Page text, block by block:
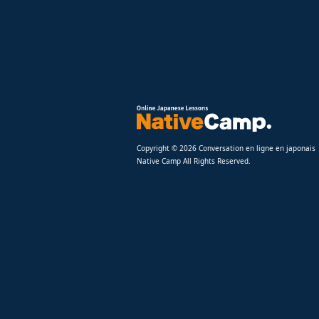
Copyright © 2026 Conversation en ligne en japonais
Native Camp All Rights Reserved.